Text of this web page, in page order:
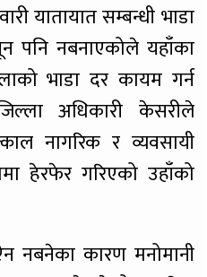
यातायात सम्बन्धी भाडा
पनि नबनाएकोले यहाँका
भाडा दर कायम गर्न
अधिकारी केसरीले
नागरिक र व्यवसायी
हेरफेर गरिएको उहाँको
नबनेका कारण मनोमानी